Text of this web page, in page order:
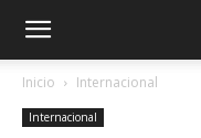
Inicio Internacional
Internacional